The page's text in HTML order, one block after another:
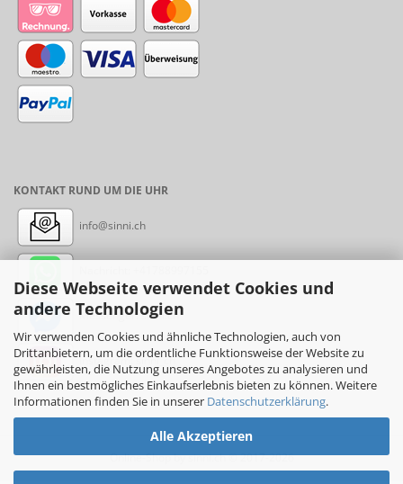
Diese Webseite verwendet Cookies und
andere Technologien
Wir verwenden Cookies und ähnliche Technologien, auch von
Drittanbietern, um die ordentliche Funktionsweise der Website zu
gewährleisten, die Nutzung unseres Angebotes zu analysieren und
Ihnen ein bestmögliches Einkaufserlebnis bieten zu können. Weitere
Informationen finden Sie in unserer Datenschutzerklärung.
Alle Akzeptieren
KONTAKT RUND UM DIE UHR
info@sinni.ch
Messenger: sinni.ch
Instagram: sinni_ch
Online-Shopby sinni.ch © 2017-2026